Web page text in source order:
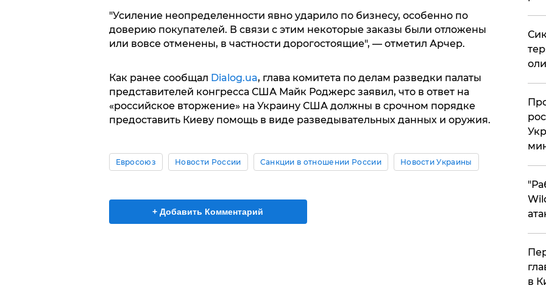
"Усиление неопределенности явно ударило по бизнесу, особенно по
доверию покупателей. В связи с этим некоторые заказы были отложены
или вовсе отменены, в частности дорогостоящие", — отметил Арчер.
Как ранее сообщал Dialog.ua, глава комитета по делам разведки палаты
представителей конгресса США Майк Роджерс заявил, что в ответ на
«российское вторжение» на Украину США должны в срочном порядке
предоставить Киеву помощь в виде разведывательных данных и оружия.
Евросоюз Новости России Санкции в отношении России Новости Украины
+ Добавить Комментарий
в